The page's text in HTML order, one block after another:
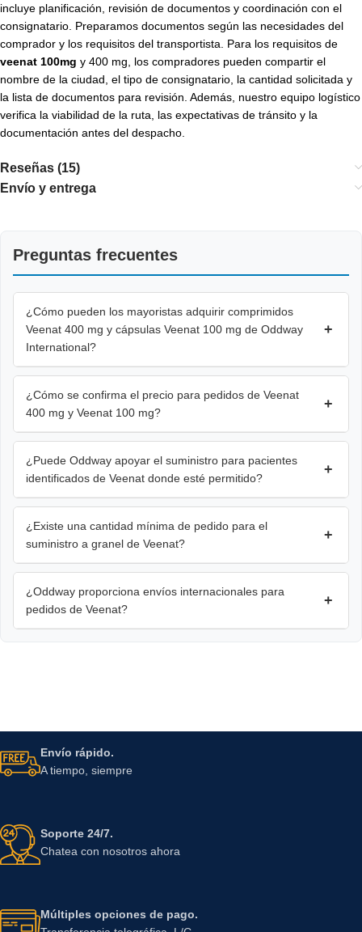
incluye planificación, revisión de documentos y coordinación con el
consignatario. Preparamos documentos según las necesidades del
comprador y los requisitos del transportista. Para los requisitos de
veenat 100mg y 400 mg, los compradores pueden compartir el
nombre de la ciudad, el tipo de consignatario, la cantidad solicitada y
la lista de documentos para revisión. Además, nuestro equipo logístico
verifica la viabilidad de la ruta, las expectativas de tránsito y la
documentación antes del despacho.
Reseñas (15)
Envío y entrega
Preguntas frecuentes
¿Cómo pueden los mayoristas adquirir comprimidos
Veenat 400 mg y cápsulas Veenat 100 mg de Oddway
International?
+
¿Cómo se confirma el precio para pedidos de Veenat
400 mg y Veenat 100 mg?
+
¿Puede Oddway apoyar el suministro para pacientes
identificados de Veenat donde esté permitido?
+
¿Existe una cantidad mínima de pedido para el
suministro a granel de Veenat?
+
¿Oddway proporciona envíos internacionales para
pedidos de Veenat?
+
Envío rápido.
A tiempo, siempre
Soporte 24/7.
Chatea con nosotros ahora
Múltiples opciones de pago.